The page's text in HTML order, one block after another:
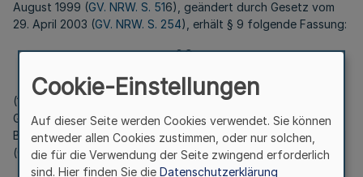
August 1999 (GV. NRW. S. 516), geändert durch Gesetz vom
29. April 2003 (GV. NRW. S. 254), erhält § 9 folgende Fassung:
„§ 9
(1) Diese Verordnung tritt am 1. Oktober 1999 in Kraft.
Gleichzeitig tritt die Verordnung über die öffentliche
Bekanntmachung von kommunalem Ortsrecht vom 7. April 1981
(GV. NRW. S. 224) außer Kraft.
Cookie-Einstellungen
Auf dieser Seite werden Cookies verwendet. Sie können
entweder allen Cookies zustimmen, oder nur solchen,
die für die Verwendung der Seite zwingend erforderlich
sind. Hier finden Sie die Datenschutzerklärung